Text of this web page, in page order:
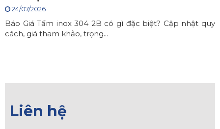
24/07/2026
Báo Giá Tấm inox 304 2B có gì đặc biệt? Cập nhật quy
cách, giá tham khảo, trọng...
Liên hệ